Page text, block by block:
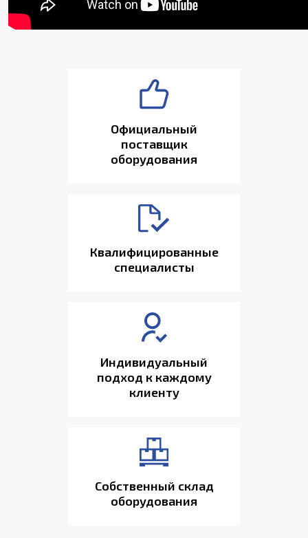
Официальный
поставщик
оборудования
Квалифицированные
специалисты
Индивидуальный
подход к каждому
клиенту
Собственный склад
оборудования